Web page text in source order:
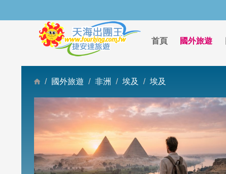
首頁 國外旅遊
國外旅遊 非洲 埃及 埃及